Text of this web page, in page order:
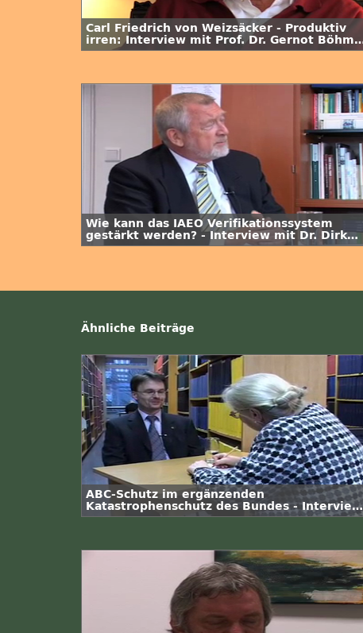
Carl Friedrich von Weizsäcker - Produktiv
irren: Interview mit Prof. Dr. Gernot Böhme
/ 3. Folge
Wie kann das IAEO Verifikationssystem
gestärkt werden? - Interview mit Dr. Dirk
Schriefer
Ähnliche Beiträge
ABC-Schutz im ergänzenden
Katastrophenschutz des Bundes - Interview
mit Dr. Roman Trebbe vom BBK